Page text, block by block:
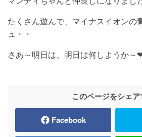
たくさん遊んで、マイナスイオンの
ュ・・
さあ～明日は、明日は何しようか
このページをシェア
Facebook